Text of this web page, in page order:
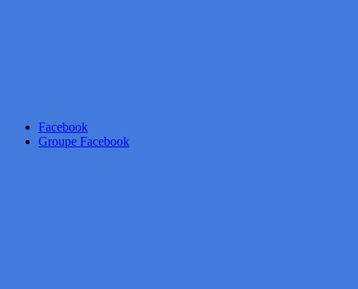
Facebook
Groupe Facebook